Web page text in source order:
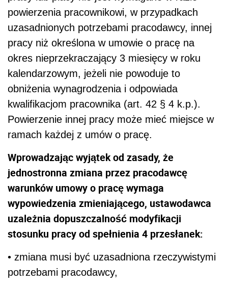
powierzenia pracownikowi, w przypadkach
uzasadnionych potrzebami pracodawcy, innej
pracy niż określona w umowie o pracę na
okres nieprzekraczający 3 miesięcy w roku
kalendarzowym, jeżeli nie powoduje to
obniżenia wynagrodzenia i odpowiada
kwalifikacjom pracownika (art. 42 § 4 k.p.).
Powierzenie innej pracy może mieć miejsce w
ramach każdej z umów o pracę.
Wprowadzając wyjątek od zasady, że
jednostronna zmiana przez pracodawcę
warunków umowy o pracę wymaga
wypowiedzenia zmieniającego, ustawodawca
uzależnia dopuszczalność modyfikacji
stosunku pracy od spełnienia 4 przesłanek:
• zmiana musi być uzasadniona rzeczywistymi
potrzebami pracodawcy,